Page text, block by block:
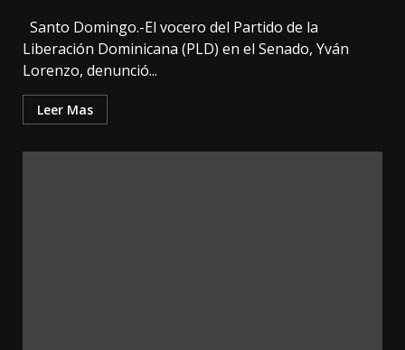
Santo Domingo.-El vocero del Partido de la
Liberación Dominicana (PLD) en el Senado, Yván
Lorenzo, denunció...
Leer Mas